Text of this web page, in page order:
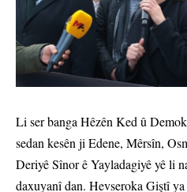
Li ser banga Hêzên Ked û
sedan kesên ji Edene, Mêrsîn,
Deriyê Sînor ê Yayladagiyê yê li
daxuyanî dan. Hevseroka Giştî